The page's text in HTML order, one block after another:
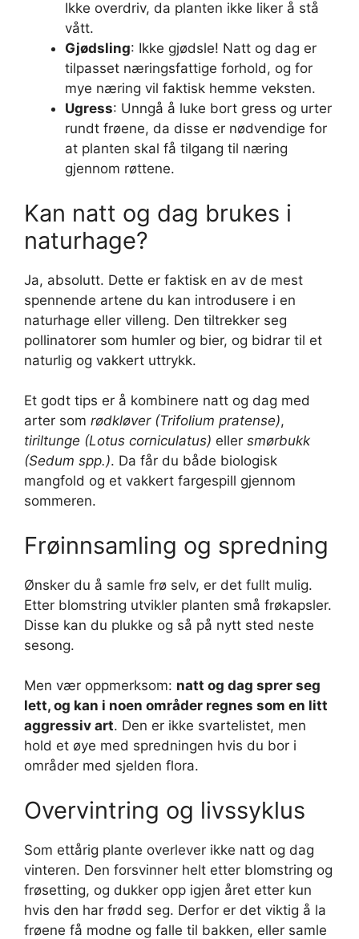
Ikke overdriv, da planten ikke liker å stå
vått.
Gjødsling: Ikke gjødsle! Natt og dag er
tilpasset næringsfattige forhold, og for
mye næring vil faktisk hemme veksten.
Ugress: Unngå å luke bort gress og urter
rundt frøene, da disse er nødvendige for
at planten skal få tilgang til næring
gjennom røttene.
Kan natt og dag brukes i
naturhage?
Ja, absolutt. Dette er faktisk en av de mest
spennende artene du kan introdusere i en
naturhage eller villeng. Den tiltrekker seg
pollinatorer som humler og bier, og bidrar til et
naturlig og vakkert uttrykk.
Et godt tips er å kombinere natt og dag med
arter som rødkløver (Trifolium pratense),
tiriltunge (Lotus corniculatus) eller smørbukk
(Sedum spp.). Da får du både biologisk
mangfold og et vakkert fargespill gjennom
sommeren.
Frøinnsamling og spredning
Ønsker du å samle frø selv, er det fullt mulig.
Etter blomstring utvikler planten små frøkapsler.
Disse kan du plukke og så på nytt sted neste
sesong.
Men vær oppmerksom: natt og dag sprer seg
lett, og kan i noen områder regnes som en litt
aggressiv art. Den er ikke svartelistet, men
hold et øye med spredningen hvis du bor i
områder med sjelden flora.
Overvintring og livssyklus
Som ettårig plante overlever ikke natt og dag
vinteren. Den forsvinner helt etter blomstring og
frøsetting, og dukker opp igjen året etter kun
hvis den har frødd seg. Derfor er det viktig å la
frøene få modne og falle til bakken, eller samle